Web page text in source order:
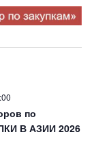
по
В АЗИИ 2026